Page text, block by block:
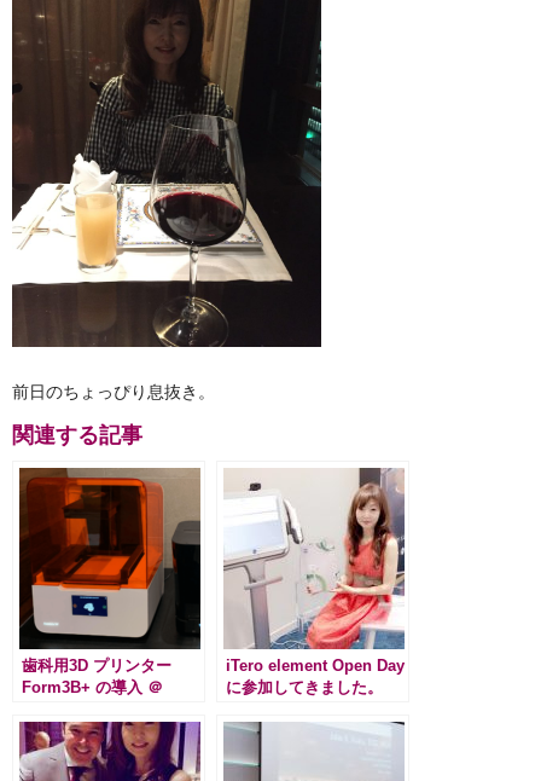
前日のちょっぴり息抜き。
関連する記事
歯科用3D プリンター
Form3B+ の導入 ＠
iTero element Open Day
に参加してきました。